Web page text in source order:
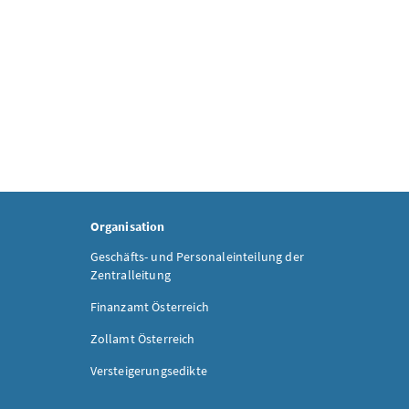
Organisation
Geschäfts- und Personaleinteilung der
Zentralleitung
Finanzamt Österreich
Zollamt Österreich
Versteigerungsedikte